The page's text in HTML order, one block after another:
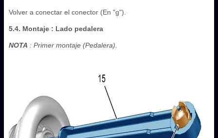
Volver a conectar el conector (En "g").
5.4. Montaje : Lado pedalera
NOTA : Primer montaje (Pedalera).